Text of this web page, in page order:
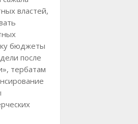
властей,
бюджеты
после
тербатам